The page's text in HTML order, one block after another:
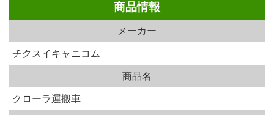
商品情報
メーカー
チクスイキャニコム
商品名
クローラ運搬車